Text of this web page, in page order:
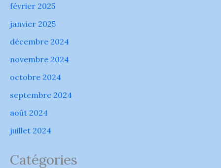
février 2025
janvier 2025
décembre 2024
novembre 2024
octobre 2024
septembre 2024
août 2024
juillet 2024
Catégories